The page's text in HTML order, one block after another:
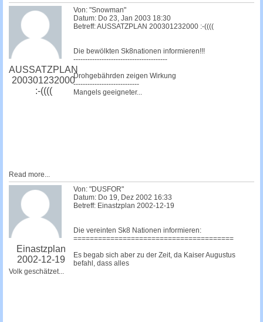
AUSSATZPLAN
200301232000
:-((((
Von: "Snowman"
Datum: Do 23, Jan 2003 18:30
Betreff: AUSSATZPLAN 200301232000 :-((((
Die bewölkten Sk8nationen informieren!!!
----------------------------------------
Drohgebährden zeigen Wirkung
----------------------------
Mangels geeigneter...
Read more...
Einastzplan
2002-12-19
Von: "DUSFOR"
Datum: Do 19, Dez 2002 16:33
Betreff: Einastzplan 2002-12-19
Die vereinten Sk8 Nationen informieren:
=======================================
Es begab sich aber zu der Zeit, da Kaiser Augustus
befahl, dass alles
Volk geschätzet...